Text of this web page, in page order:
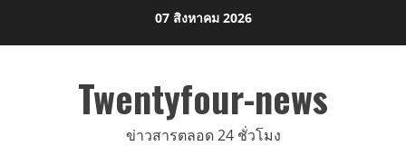
07 สิงหาคม 2026
Twentyfour-news
ข่าวสารตลอด 24 ชั่วโมง